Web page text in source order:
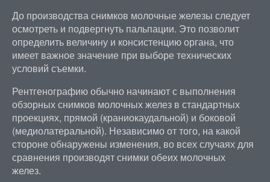
До производства снимков молочные железы следует
осмотреть и подвергнуть пальпации. Это позволит
определить величину и консистенцию органа, что
имеет важное значение при выборе технических
условий съемки.
Рентгенографию обычно начинают с выполнения
обзорных снимков молочных желез в стандартных
проекциях, прямой (краниокаудальной) и боковой
(медиолатеральной). Независимо от того, на какой
стороне обнаружены изменения, во всех случаях для
сравнения производят снимки обеих молочных
желез.